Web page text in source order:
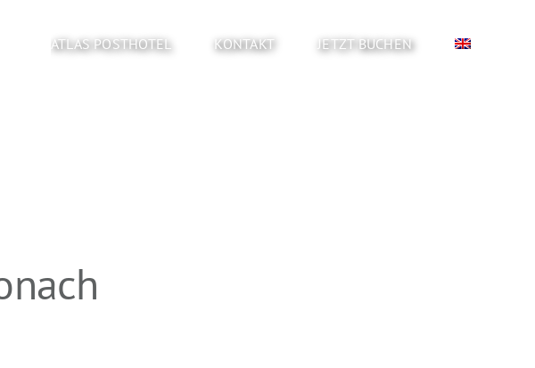
ATLAS POSTHOTEL KONTAKT JETZT BUCHEN